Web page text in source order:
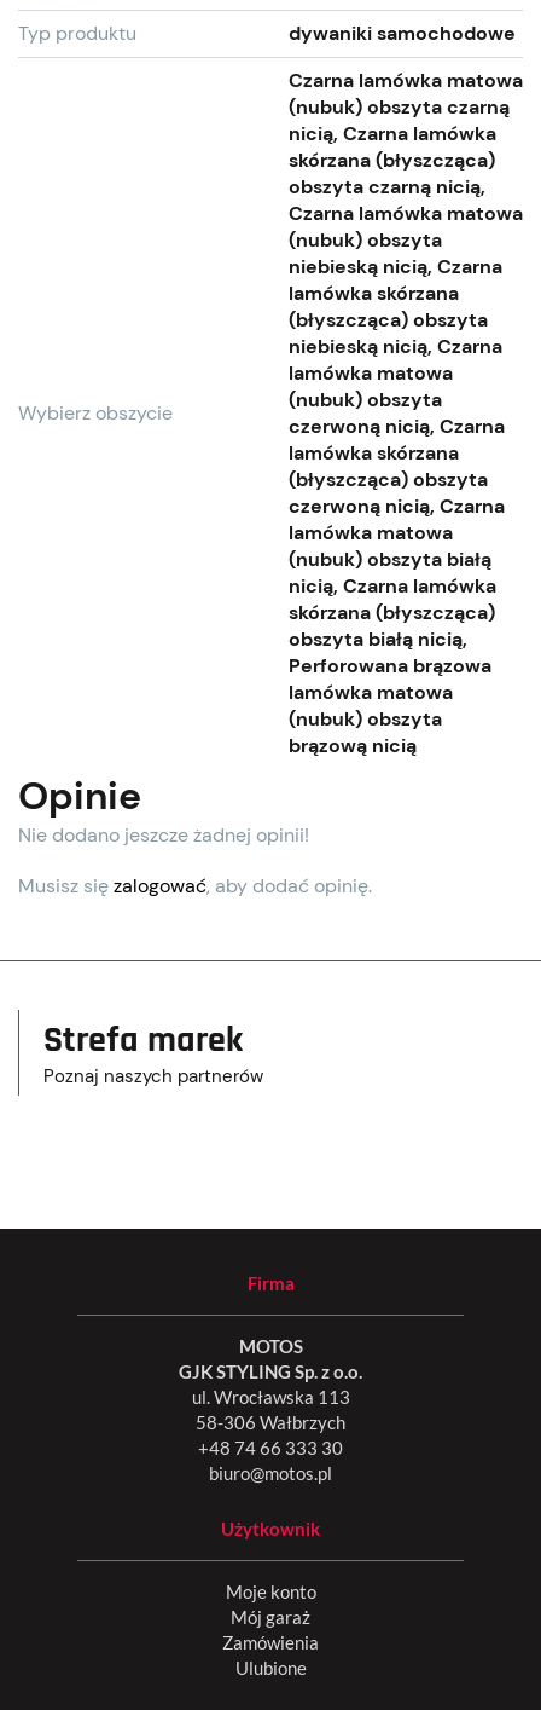
Typ produktu
dywaniki samochodowe
Wybierz obszycie
Czarna lamówka matowa
(nubuk) obszyta czarną
nicią, Czarna lamówka
skórzana (błyszcząca)
obszyta czarną nicią,
Czarna lamówka matowa
(nubuk) obszyta
niebieską nicią, Czarna
lamówka skórzana
(błyszcząca) obszyta
niebieską nicią, Czarna
lamówka matowa
(nubuk) obszyta
czerwoną nicią, Czarna
lamówka skórzana
(błyszcząca) obszyta
czerwoną nicią, Czarna
lamówka matowa
(nubuk) obszyta białą
nicią, Czarna lamówka
skórzana (błyszcząca)
obszyta białą nicią,
Perforowana brązowa
lamówka matowa
(nubuk) obszyta
brązową nicią
Opinie
Nie dodano jeszcze żadnej opinii!
Musisz sięzalogować, aby dodać opinię.
Strefa marek
Poznaj naszych partnerów
Firma
MOTOS
GJK STYLING Sp. z o.o.
ul. Wrocławska 113
58-306 Wałbrzych
+48 74 66 333 30
biuro@motos.pl
Użytkownik
Moje konto
Mój garaż
Zamówienia
Ulubione